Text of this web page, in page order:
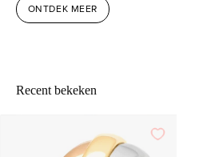
ONTDEK MEER
Recent bekeken